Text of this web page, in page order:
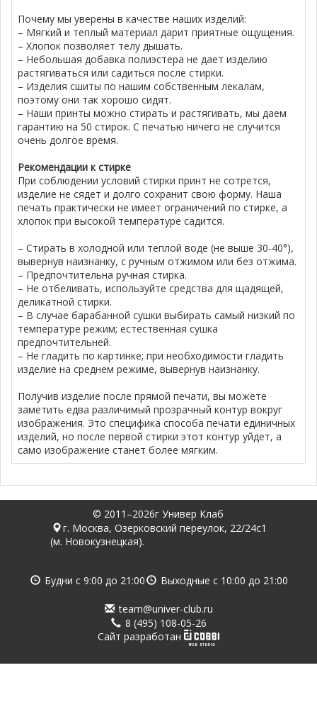
Почему мы уверены в качестве наших изделий:
– Мягкий и теплый материал дарит приятные ощущения.
– Хлопок позволяет телу дышать.
– Небольшая добавка полиэстера не дает изделию
растягиваться или садиться после стирки.
– Изделия сшиты по нашим собственным лекалам,
поэтому они так хорошо сидят.
– Наши принты можно стирать и растягивать, мы даем
гарантию на 50 стирок. С печатью ничего не случится
очень долгое время.
Рекомендации к стирке
При соблюдении условий стирки принт не сотрется,
изделие не сядет и долго сохранит свою форму. Наша
печать практически не имеет ограничений по стирке, а
хлопок при высокой температуре садится.
– Стирать в холодной или теплой воде (не выше 30-40°),
вывернув наизнанку, с ручным отжимом или без отжима.
– Предпочтительна ручная стирка.
– Не отбеливать, используйте средства для щадящей,
деликатной стирки.
– В случае барабанной сушки выбирать самый низкий по
температуре режим; естественная сушка
предпочтительней.
– Не гладить по картинке; при необходимости гладить
изделие на среднем режиме, вывернув наизнанку.
Получив изделие после прямой печати, вы можете
заметить едва различимый прозрачный контур вокруг
изображения. Это специфика способа печати единичных
изделий, но после первой стирки этот контур уйдет, а
само изображение станет более мягким.
© 2011–2026г Универ Клаб
г. Москва, Озерковский переулок, 22/24с1
(м. Новокузнецкая).
Будни с 9:00 до 21:00 Выходные с 10:00 до 21:00
team@univer-club.ru
8 (495) 108-05-26
Cайт разработан